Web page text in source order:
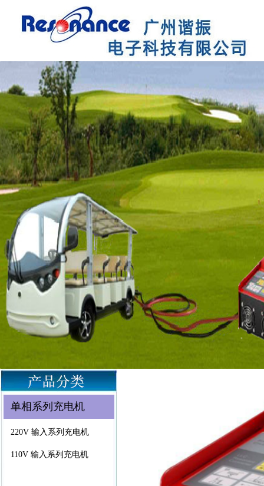
单相系列充电机
220V 输入系列充电机
110V 输入系列充电机